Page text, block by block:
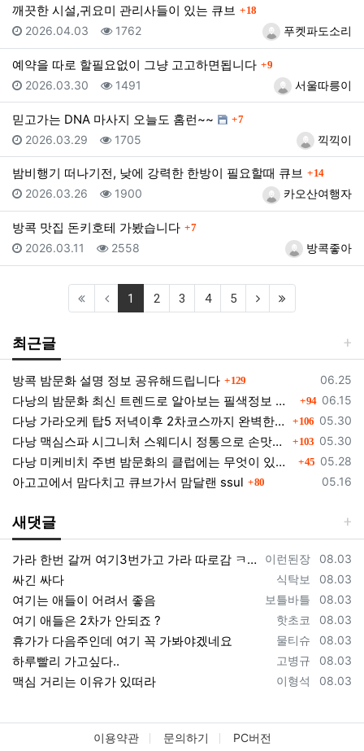
깨끗한 시설,귀요미 관리사들이 있는 큐브 댓글
18
등록자푸켓파도소리
등록일
2026.04.03 조회
1762
예약을 따로 할필요없이 그냥 고고하면됩니다 댓글
9
등록자서울따릉이
등록일
2026.03.30 조회
1491
믿고가는 DNA 마사지 오늘도 홈런~~ 댓글
7
등록자끽끽이
등록일
2026.03.29 조회
1705
밤비행기 떠나기전, 낮에 강력한 한방이 필요할때 큐브 댓글
14
등록자카오산여행자
등록일
2026.03.26 조회
1900
방콕 맛집 돈키호테 가봤습니다 댓글
7
등록자방콕좋아
등록일
2026.03.11 조회
2558
1 (current)
2 3 4 5 (next)
최근글
등록일
06.25
방콕 밤문화 설명 정보 공유해드립니다 129
등록일
06.15
다낭의 밤문화 최신 트렌드로 알아보는 필색정보 모음 댓글
94
등록일
05.30
다낭 가라오케 탑5 저녁이후 2차코스까지 완벽한곳들 소개 106
등록일
05.30
다낭 맥심스파 시그니처 스웨디시 정통으로 손맛을 느껴보세요. 103
등록일
05.28
다낭 미케비치 주변 밤문화의 클럽에는 무엇이 있을까? 댓글
45
등록일
05.16
아고고에서 맘다치고 큐브가서 맘달랜 ssul 80
새댓글
등록자
이런된장 등록일
08.03
가라 한번 갈꺼 여기3번가고 가라 따로감 ㅋㅋ
등록자
식탁보 등록일
08.03
싸긴 싸다
등록자
보틀바틀 등록일
08.03
여기는 애들이 어려서 좋음
등록자
핫초코 등록일
08.03
여기 애들은 2차가 안되죠 ?
등록자
물티슈 등록일
08.03
휴가가 다음주인데 여기 꼭 가봐야겠네요
등록자
고병규 등록일
08.03
하루빨리 가고싶다..
등록자
이형석 등록일
08.03
맥심 거리는 이유가 있떠라
이용약관 문의하기 PC버전